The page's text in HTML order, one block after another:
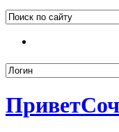
Привет